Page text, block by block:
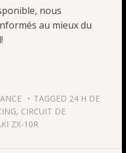
nous
au mieux du
TAGGED 24 H DE
, CIRCUIT DE
ZX-10R